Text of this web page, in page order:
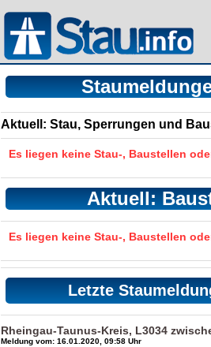
Aktuell: Stau, Sperrungen und
Es liegen keine Stau-, Baustellen
Aktuell:
Es liegen keine Stau-, Baustellen
Letzte
Rheingau-Taunus-Kreis, L3034
Meldung vom: 16.01.2020, 09:58 Uhr